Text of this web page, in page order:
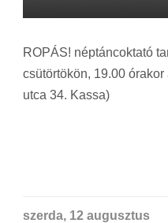
ROPÁS! néptáncoktató
csütörtökön, 19.00
utca 34. Kassa)
szerda, 12 augusztus